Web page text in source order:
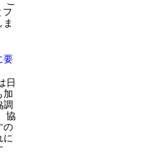
フ
要
日
加
調
協
の
に